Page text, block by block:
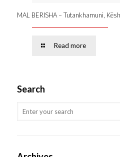
MAL BERISHA – Tutankhamuni,
Read more
Search